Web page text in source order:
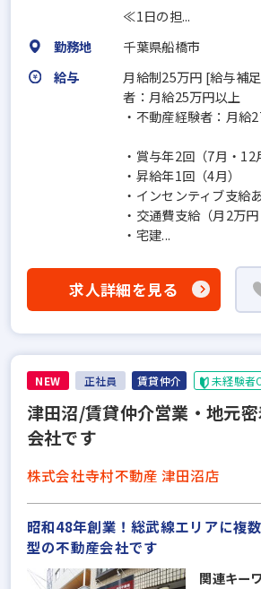
≪1日の担...
勤務地
千葉県船橋市
給与
月給制25万円 [給与補
者：月給25万円以上
・不動産経験者：月給
・賞与年2回（7月・12
・昇給年1回（4月）
・インセンティブ支給
・交通費支給（月2万円
・宅建...
求人詳細を見る
NEW 正社員 賃貸仲介 未経験者
津田沼/賃貸仲介営業・地元
会社です
株式会社寺村不動産 津田沼店
昭和48年創業！総武線エリアに複
型の不動産会社です
関連キー